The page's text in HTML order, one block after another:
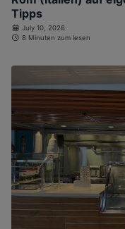
Tipps
July 10, 2026
8 Minuten zum lesen